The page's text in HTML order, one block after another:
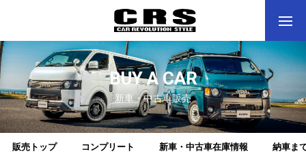
BUY A CAR
新車・中古車販売
販売トップ コンプリート 新車・中古車在庫情報 納車ま